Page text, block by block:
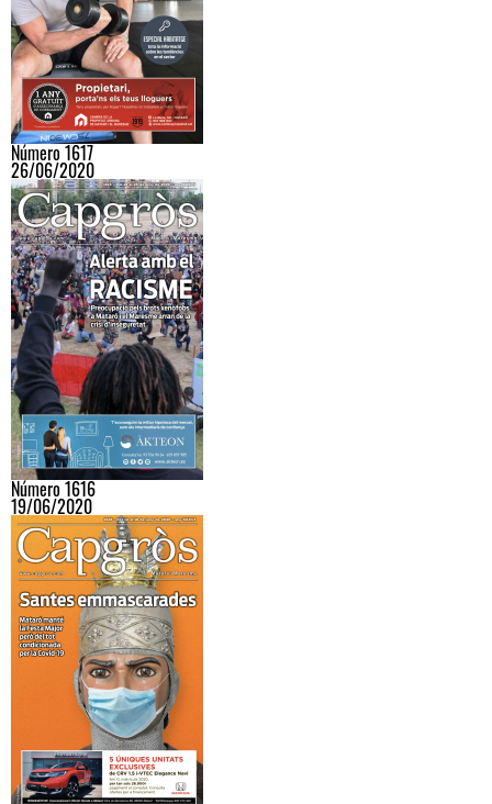
Número 1617
26/06/2020
Número 1616
19/06/2020